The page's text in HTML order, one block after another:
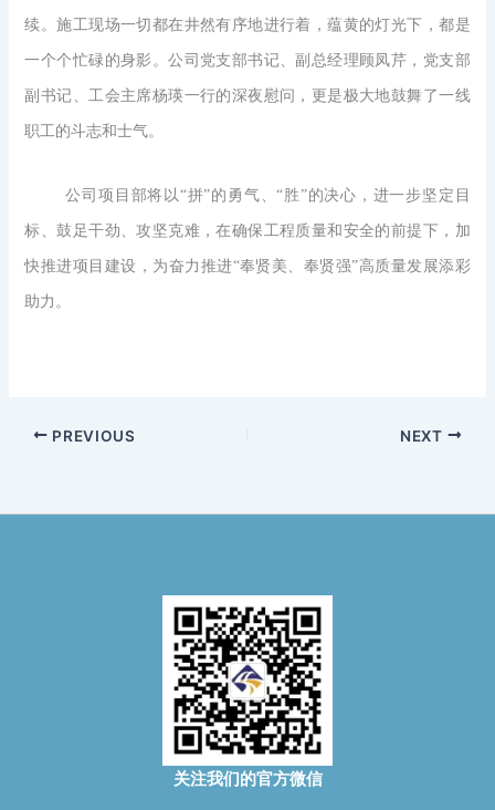
续。施工现场一切都在井然有序地进行着，蕴黄的灯光下，都是
一个个忙碌的身影。公司党支部书记、副总经理顾凤芹，党支部
副书记、工会主席杨瑛一行的深夜慰问，更是极大地鼓舞了一线
职工的斗志和士气。
公司项目部将以“拼”的勇气、“胜”的决心，进一步坚定目
标、鼓足干劲、攻坚克难，在确保工程质量和安全的前提下，加
快推进项目建设，为奋力推进“奉贤美、奉贤强”高质量发展添彩
助力。
PREVIOUS NEXT
关注我们的官方微信